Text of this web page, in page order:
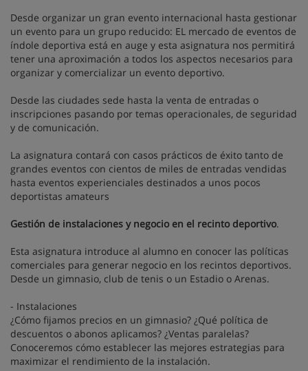
Desde organizar un gran evento internacional hasta gestionar
un evento para un grupo reducido: EL mercado de eventos de
índole deportiva está en auge y esta asignatura nos permitirá
tener una aproximación a todos los aspectos necesarios para
organizar y comercializar un evento deportivo.
Desde las ciudades sede hasta la venta de entradas o
inscripciones pasando por temas operacionales, de seguridad
y de comunicación.
La asignatura contará con casos prácticos de éxito tanto de
grandes eventos con cientos de miles de entradas vendidas
hasta eventos experienciales destinados a unos pocos
deportistas amateurs
Gestión de instalaciones y negocio en el recinto deportivo.
Esta asignatura introduce al alumno en conocer las políticas
comerciales para generar negocio en los recintos deportivos.
Desde un gimnasio, club de tenis o un Estadio o Arenas.
- Instalaciones
¿Cómo fijamos precios en un gimnasio? ¿Qué política de
descuentos o abonos aplicamos? ¿Ventas paralelas?
Conoceremos cómo establecer las mejores estrategias para
maximizar el rendimiento de la instalación.